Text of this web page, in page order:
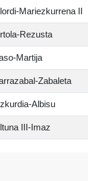
Mariezkurrena II
Rezusta
Martija
Zabaleta
Albisu
III-Imaz